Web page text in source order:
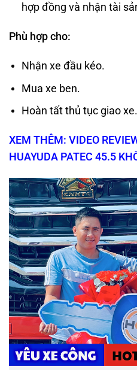
hợp đồng và nhận tài
Phù hợp cho:
Nhận xe đầu kéo.
Mua xe ben.
Hoàn tất thủ tục giao xe.
XEM THÊM: VIDEO
HUAYUDA PATEC 45.5